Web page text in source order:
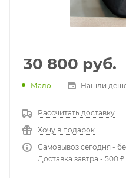
30 800 руб.
Мало Нашли
Рассчитать доставку
Хочу в подарок
Самовывоз сегодня -
Доставка завтра - 500 ₽